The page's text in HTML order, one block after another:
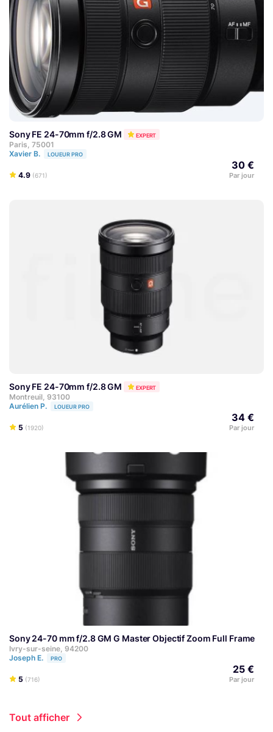
Sony FE 24-70mm f/2.8 GM EXPERT
Paris, 75001
Xavier B.
LOUEUR PRO
4.9 (671)
30 €
Par jour
Sony FE 24-70mm f/2.8 GM EXPERT
Montreuil, 93100
Aurélien P.
LOUEUR PRO
5 (1920)
34 €
Par jour
Sony 24-70 mm f/2.8 GM G Master Objectif Zoom Full Frame
Ivry-sur-seine, 94200
Joseph E.
PRO
5 (716)
25 €
Par jour
Tout afficher